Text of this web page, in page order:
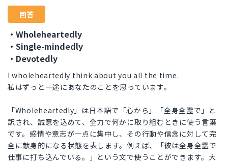
回答
・Wholeheartedly
・Single-mindedly
・Devotedly
I wholeheartedly think about you all the time.
私はずっと一途にあなたのことを思っています。
「Wholeheartedly」は日本語で「心から」「全身全霊で」と
訳され、誠意を込めて、全力で何かに取り組むときに使う言葉
です。感情や意志が一点に集中し、その行動や信念に対して完
全に献身的になる状態を表します。例えば、「彼は全身全霊で
仕事に打ち込んでいる。」という文で使うことができます。大